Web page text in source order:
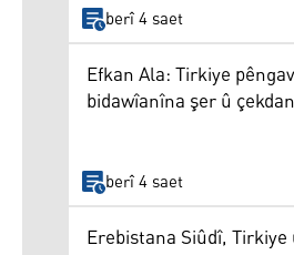
berî 4 saet
Efkan Ala: Tirkiye
bidawîanîna şer û
berî 4 saet
Erebistana Siûdî,